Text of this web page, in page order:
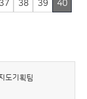
37 38 39 40
도기획팀